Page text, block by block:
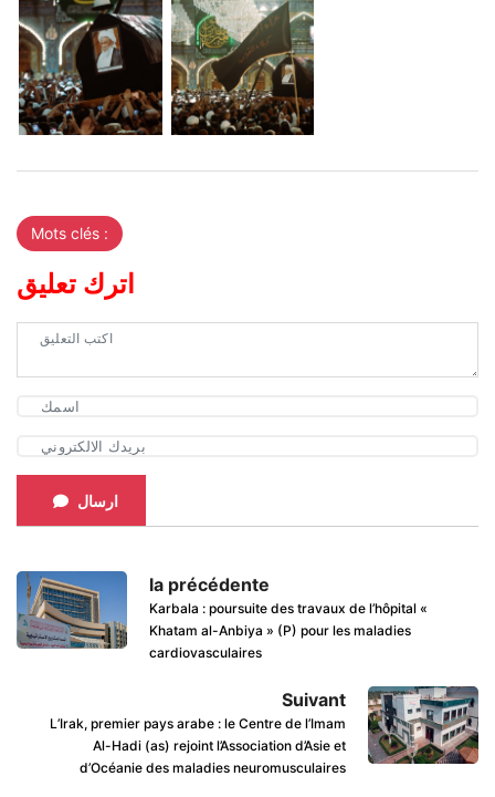
Mots clés :
اترك تعليق
ارسال
la précédente
Karbala : poursuite des travaux de l’hôpital «
Khatam al-Anbiya » (P) pour les maladies
cardiovasculaires
Suivant
L’Irak, premier pays arabe : le Centre de l’Imam
Al-Hadi (as) rejoint l’Association d’Asie et
d’Océanie des maladies neuromusculaires